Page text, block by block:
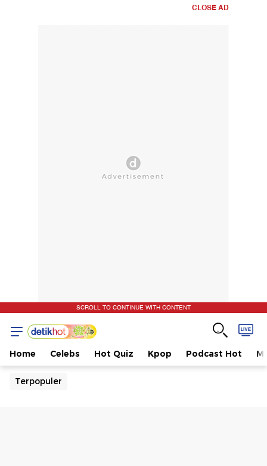
CLOSE AD
SCROLL TO CONTINUE WITH CONTENT
Home Celebs Hot Quiz Kpop Podcast Hot
Terpopuler